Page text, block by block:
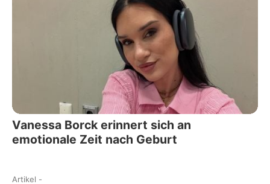
Vanessa Borck erinnert sich an
emotionale Zeit nach Geburt
Artikel -